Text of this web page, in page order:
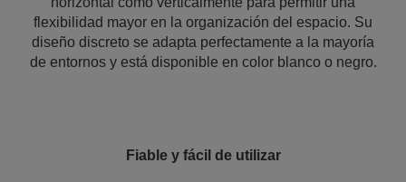
flexibilidad mayor en la organización del espacio. Su
diseño discreto se adapta perfectamente a la mayoría
de entornos y está disponible en color blanco o negro.
Fiable y fácil de utilizar